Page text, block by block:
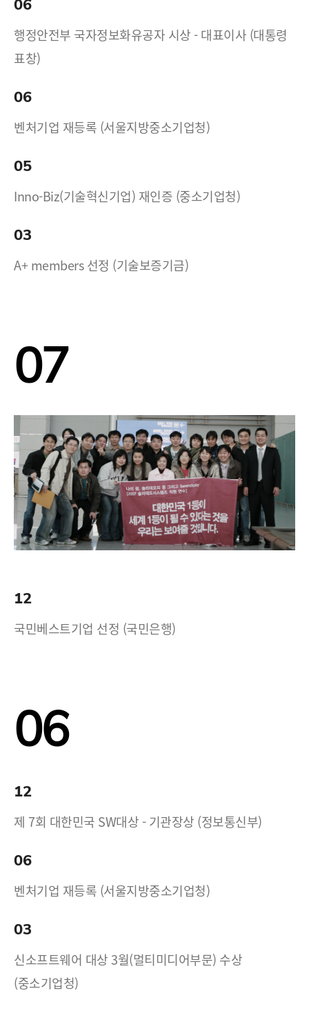
06
행정안전부 국자정보화유공자 시상 - 대표이사 (대통령
표창)
06
벤처기업 재등록 (서울지방중소기업청)
05
Inno-Biz(기술혁신기업) 재인증 (중소기업청)
03
A+ members 선정 (기술보증기금)
07
12
국민베스트기업 선정 (국민은행)
06
12
제 7회 대한민국 SW대상 - 기관장상 (정보통신부)
06
벤처기업 재등록 (서울지방중소기업청)
03
신소프트웨어 대상 3월(멀티미디어부문) 수상
(중소기업청)